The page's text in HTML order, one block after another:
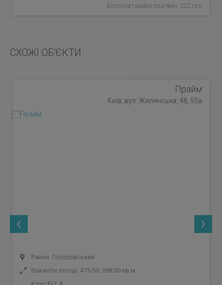
Експлуатаційні платежі: 222 грн
СХОЖІ ОБ'ЄКТИ
Прайм
Київ, вул. Жилянська, 48, 50а
Район: Голосіївський
Вакантні площі: 475.59; 388.00 кв.м